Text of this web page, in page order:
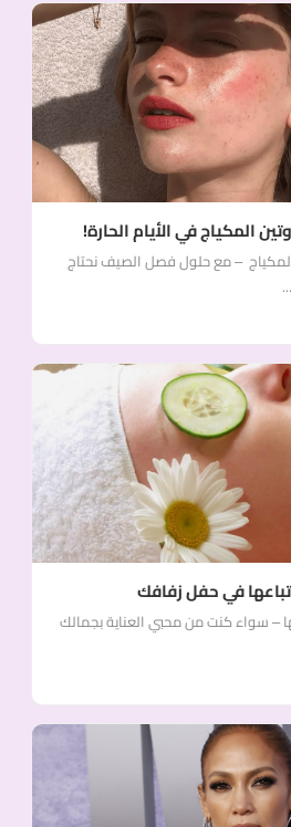
المكياج في الأيام الحارة!
المكياج – مع حلول فصل الصيف نحتاج
– سواء كنت من محبي العناية بجمالك